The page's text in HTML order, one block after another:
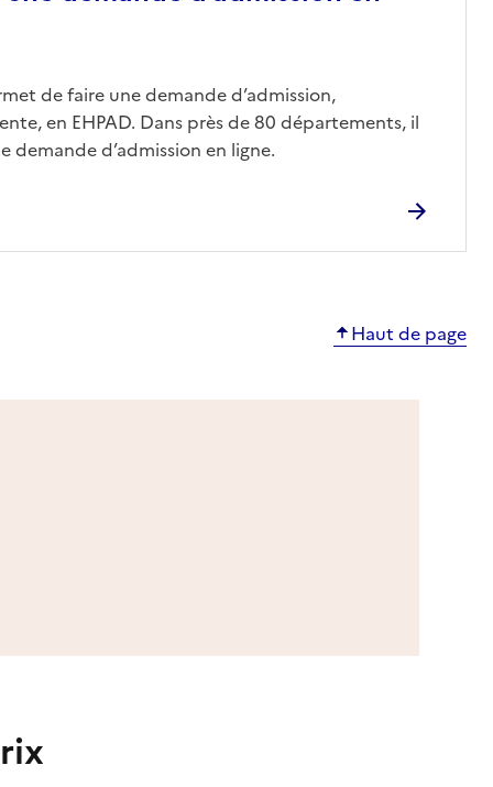
de faire une demande d’admission,
en EHPAD. Dans près de 80 départements, il
demande d’admission en ligne.
Haut de page